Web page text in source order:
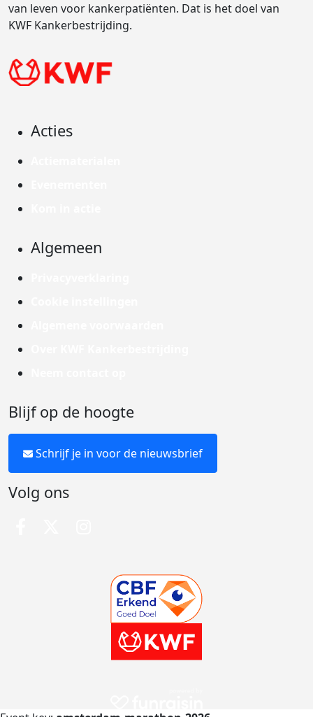
van leven voor kankerpatiënten. Dat is het doel van
KWF Kankerbestrijding.
Acties
Algemeen
Blijf op de hoogte
Schrijf je in voor de nieuwsbrief
Volg ons